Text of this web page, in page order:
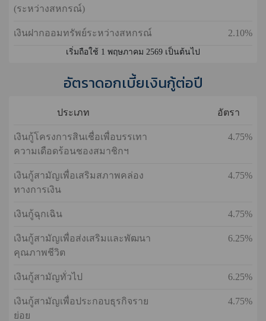
(ระหว่างสหกรณ์)
เงินฝากออมทรัพย์ระหว่างสหกรณ์ 2.10%
เริ่มถือใช้ 1 พฤษภาคม 2569 เป็นต้นไป
อัตราดอกเบี้ยเงินกู้ต่อปี
ประเภท อัตรา
เงินกู้โครงการสินเชื่อเพื่อบรรเทา
ความเดือดร้อนชองสมาชิกฯ
4.75%
เงินกู้สามัญเพื่อเสริมสภาพคล่อง
ทางการเงิน
4.75%
เงินกู้ฉุกเฉิน 4.75%
เงินกู้สามัญเพื่อส่งเสริมและพัฒนา
คุณภาพชีวิต
6.25%
เงินกู้สามัญทั่วไป 6.25%
เงินกู้สามัญเพื่อประกอบธุรกิจราย
ย่อย
4.75%